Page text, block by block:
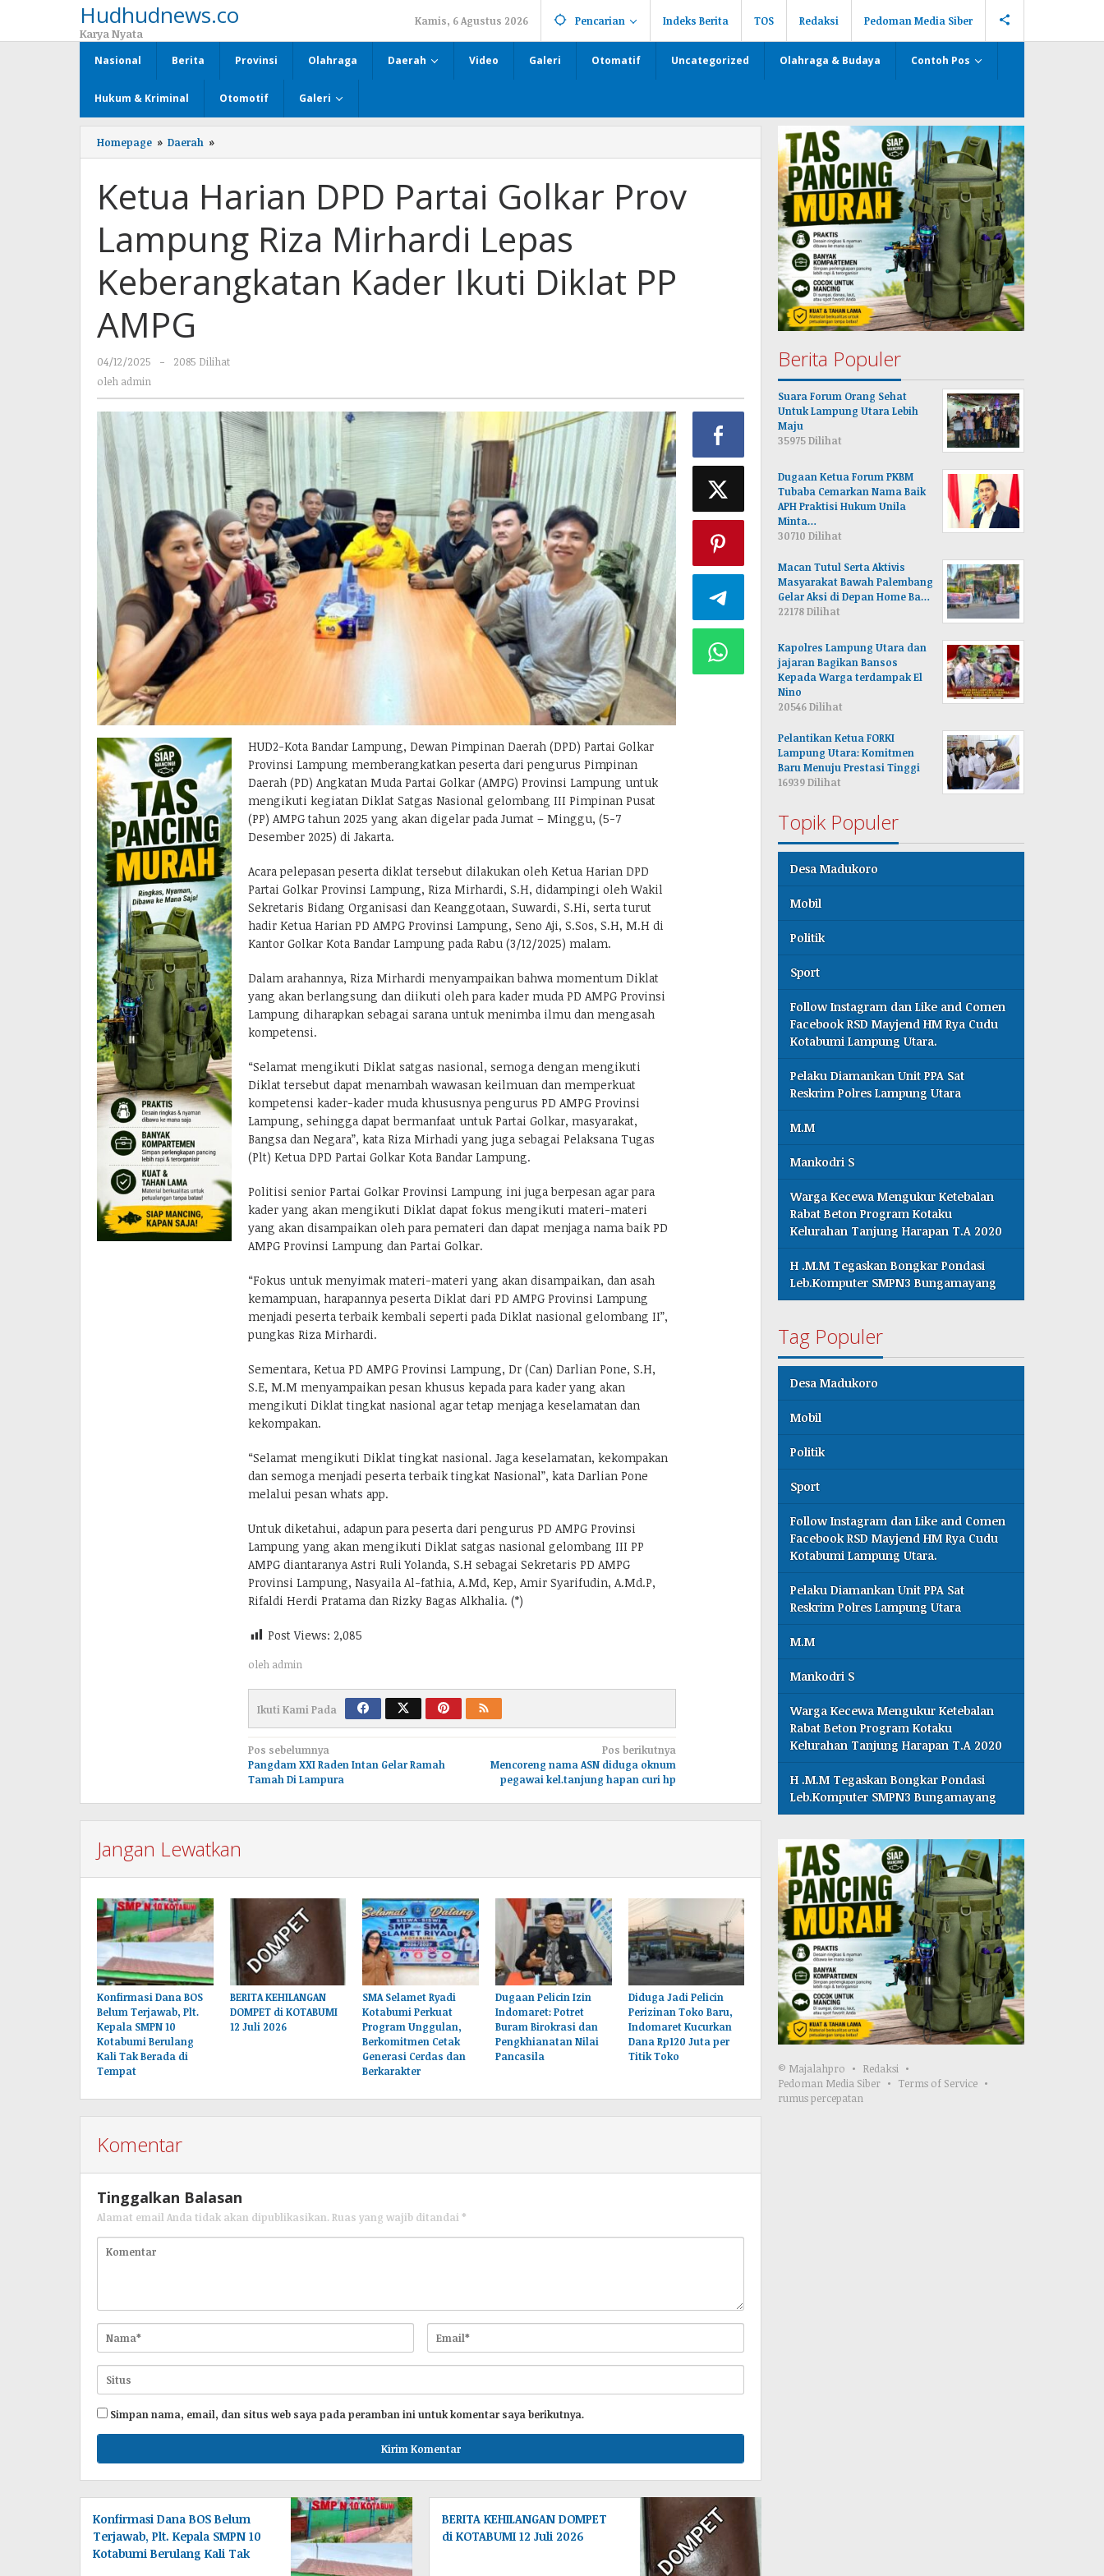
Hudhudnews.co
Karya Nyata
Kamis, 6 Agustus 2026 Pencarian Indeks Berita TOS Redaksi Pedoman Media Siber
Nasional Berita Provinsi Olahraga Daerah Video Galeri Otomatif Uncategorized Olahraga & Budaya Contoh Pos
Hukum & Kriminal Otomotif Galeri
Homepage » Daerah »
Harian
Partai
Golkar
Lampung
Riza
Mirhardi
Lepas
Keberangkatan
Kader
AMPG
Ketua Harian DPD Partai Golkar Prov
Lampung Riza Mirhardi Lepas
Keberangkatan Kader Ikuti Diklat PP
AMPG
04/12/2025
oleh
-
2085 Dilihat
oleh admin
HUD2-Kota Bandar Lampung, Dewan Pimpinan Daerah (DPD) Partai Golkar
Provinsi Lampung memberangkatkan peserta dari pengurus Pimpinan
Daerah (PD) Angkatan Muda Partai Golkar (AMPG) Provinsi Lampung untuk
mengikuti kegiatan Diklat Satgas Nasional gelombang III Pimpinan Pusat
(PP) AMPG tahun 2025 yang akan digelar pada Jumat – Minggu, (5-7
Desember 2025) di Jakarta.
Acara pelepasan peserta diklat tersebut dilakukan oleh Ketua Harian DPD
Partai Golkar Provinsi Lampung, Riza Mirhardi, S.H, didampingi oleh Wakil
Sekretaris Bidang Organisasi dan Keanggotaan, Suwardi, S.Hi, serta turut
hadir Ketua Harian PD AMPG Provinsi Lampung, Seno Aji, S.Sos, S.H, M.H di
Kantor Golkar Kota Bandar Lampung pada Rabu (3/12/2025) malam.
Dalam arahannya, Riza Mirhardi menyampaikan bahwa momentum Diklat
yang akan berlangsung dan diikuti oleh para kader muda PD AMPG Provinsi
Lampung diharapkan sebagai sarana untuk menimba ilmu dan mengasah
kompetensi.
“Selamat mengikuti Diklat satgas nasional, semoga dengan mengikuti
Diklat tersebut dapat menambah wawasan keilmuan dan memperkuat
kompetensi kader-kader muda khususnya pengurus PD AMPG Provinsi
Lampung, sehingga dapat bermanfaat untuk Partai Golkar, masyarakat,
Bangsa dan Negara”, kata Riza Mirhadi yang juga sebagai Pelaksana Tugas
(Plt) Ketua DPD Partai Golkar Kota Bandar Lampung.
Politisi senior Partai Golkar Provinsi Lampung ini juga berpesan agar para
kader yang akan mengikuti Diklat dapat fokus mengikuti materi-materi
yang akan disampaikan oleh para pemateri dan dapat menjaga nama baik PD
AMPG Provinsi Lampung dan Partai Golkar.
“Fokus untuk menyimak materi-materi yang akan disampaikan, dan asah
kemampuan, harapannya peserta Diklat dari PD AMPG Provinsi Lampung
menjadi peserta terbaik kembali seperti pada Diklat nasional gelombang II”,
pungkas Riza Mirhardi.
Sementara, Ketua PD AMPG Provinsi Lampung, Dr (Can) Darlian Pone, S.H,
S.E, M.M menyampaikan pesan khusus kepada para kader yang akan
mengikuti Diklat tingkat nasional agar tetap menjaga keselamatan dan
kekompakan.
“Selamat mengikuti Diklat tingkat nasional. Jaga keselamatan, kekompakan
dan semoga menjadi peserta terbaik tingkat Nasional”, kata Darlian Pone
melalui pesan whats app.
Untuk diketahui, adapun para peserta dari pengurus PD AMPG Provinsi
Lampung yang akan mengikuti Diklat satgas nasional gelombang III PP
AMPG diantaranya Astri Ruli Yolanda, S.H sebagai Sekretaris PD AMPG
Provinsi Lampung, Nasyaila Al-fathia, A.Md, Kep, Amir Syarifudin, A.Md.P,
Rifaldi Herdi Pratama dan Rizky Bagas Alkhalia. (*)
Post Views: 2,085
oleh admin
Ikuti Kami Pada
Navigasi
pos
Pos sebelumnya
‎Pangdam XXI Raden Intan Gelar Ramah
Tamah Di Lampura ‎
Pos berikutnya
Mencoreng nama ASN diduga oknum
pegawai kel.tanjung hapan curi hp
Jangan Lewatkan
Konfirmasi Dana BOS
Belum Terjawab, Plt.
Kepala SMPN 10
Kotabumi Berulang
Kali Tak Berada di
Tempat
BERITA KEHILANGAN
DOMPET di KOTABUMI
12 Juli 2026
SMA Selamet Ryadi
Kotabumi Perkuat
Program Unggulan,
Berkomitmen Cetak
Generasi Cerdas dan
Berkarakter
Dugaan Pelicin Izin
Indomaret: Potret
Buram Birokrasi dan
Pengkhianatan Nilai
Pancasila
‎Diduga Jadi Pelicin
Perizinan Toko Baru,
Indomaret Kucurkan
Dana Rp120 Juta per
Titik Toko
Komentar
Tinggalkan Balasan
Alamat email Anda tidak akan dipublikasikan. Ruas yang wajib ditandai *
Simpan nama, email, dan situs web saya pada peramban ini untuk komentar saya berikutnya.
Konfirmasi Dana BOS Belum
Terjawab, Plt. Kepala SMPN 10
Kotabumi Berulang Kali Tak
BERITA KEHILANGAN DOMPET
di KOTABUMI 12 Juli 2026
Berita Populer
Suara Forum Orang Sehat
Untuk Lampung Utara Lebih
Maju
35975 Dilihat
Dugaan Ketua Forum PKBM
Tubaba Cemarkan Nama Baik
APH Praktisi Hukum Unila
Minta…
30710 Dilihat
Macan Tutul Serta Aktivis
Masyarakat Bawah Palembang
Gelar Aksi di Depan Home Ba…
22178 Dilihat
Kapolres Lampung Utara dan
jajaran Bagikan Bansos
Kepada Warga terdampak El
Nino
20546 Dilihat
Pelantikan Ketua FORKI
Lampung Utara: Komitmen
Baru Menuju Prestasi Tinggi
16939 Dilihat
Topik Populer
Desa Madukoro
Mobil
Politik
Sport
Follow Instagram dan Like and Comen
Facebook RSD Mayjend HM Rya Cudu
Kotabumi Lampung Utara.
Pelaku Diamankan Unit PPA Sat
Reskrim Polres Lampung Utara
M.M
Mankodri S
Warga Kecewa Mengukur Ketebalan
Rabat Beton Program Kotaku
Kelurahan Tanjung Harapan T.A 2020
H .M.M Tegaskan Bongkar Pondasi
Leb.Komputer SMPN3 Bungamayang
Tag Populer
Desa Madukoro
Mobil
Politik
Sport
Follow Instagram dan Like and Comen
Facebook RSD Mayjend HM Rya Cudu
Kotabumi Lampung Utara.
Pelaku Diamankan Unit PPA Sat
Reskrim Polres Lampung Utara
M.M
Mankodri S
Warga Kecewa Mengukur Ketebalan
Rabat Beton Program Kotaku
Kelurahan Tanjung Harapan T.A 2020
H .M.M Tegaskan Bongkar Pondasi
Leb.Komputer SMPN3 Bungamayang
© Majalahpro
Redaksi
Pedoman Media Siber
Terms of Service
rumus percepatan